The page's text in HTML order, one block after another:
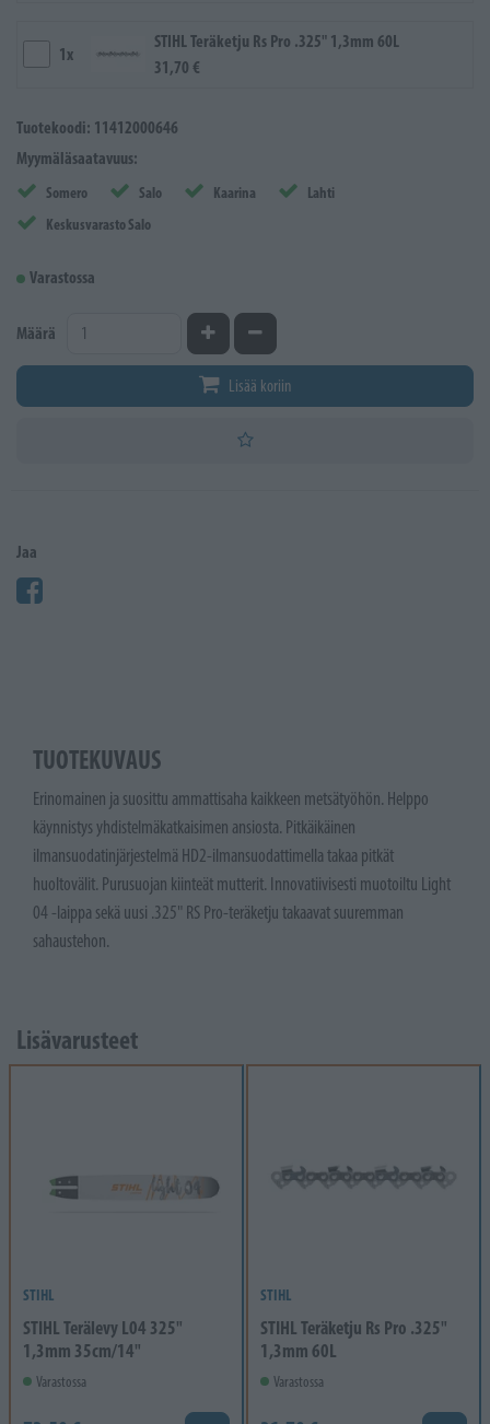
1x
STIHL Teräketju Rs Pro .325" 1,3mm 60L
31,70 €
Tuotekoodi: 11412000646
Myymäläsaatavuus:
Somero Salo Kaarina
Lahti
Keskusvarasto Salo
Varastossa
Määrä Kasvata määrääVähennä määrää
Lisää koriin
Jaa
TUOTEKUVAUS
Erinomainen ja suosittu ammattisaha kaikkeen metsätyöhön. Helppo
käynnistys yhdistelmäkatkaisimen ansiosta. Pitkäikäinen
ilmansuodatinjärjestelmä HD2-ilmansuodattimella takaa pitkät
huoltovälit. Purusuojan kiinteät mutterit. Innovatiivisesti muotoiltu Light
04 -laippa sekä uusi .325" RS Pro-teräketju takaavat suuremman
sahaustehon.
Lisävarusteet
STIHL
STIHL Terälevy L04 325"
1,3mm 35cm/14"
Varastossa
STIHL
STIHL Teräketju Rs Pro .325"
1,3mm 60L
Varastossa